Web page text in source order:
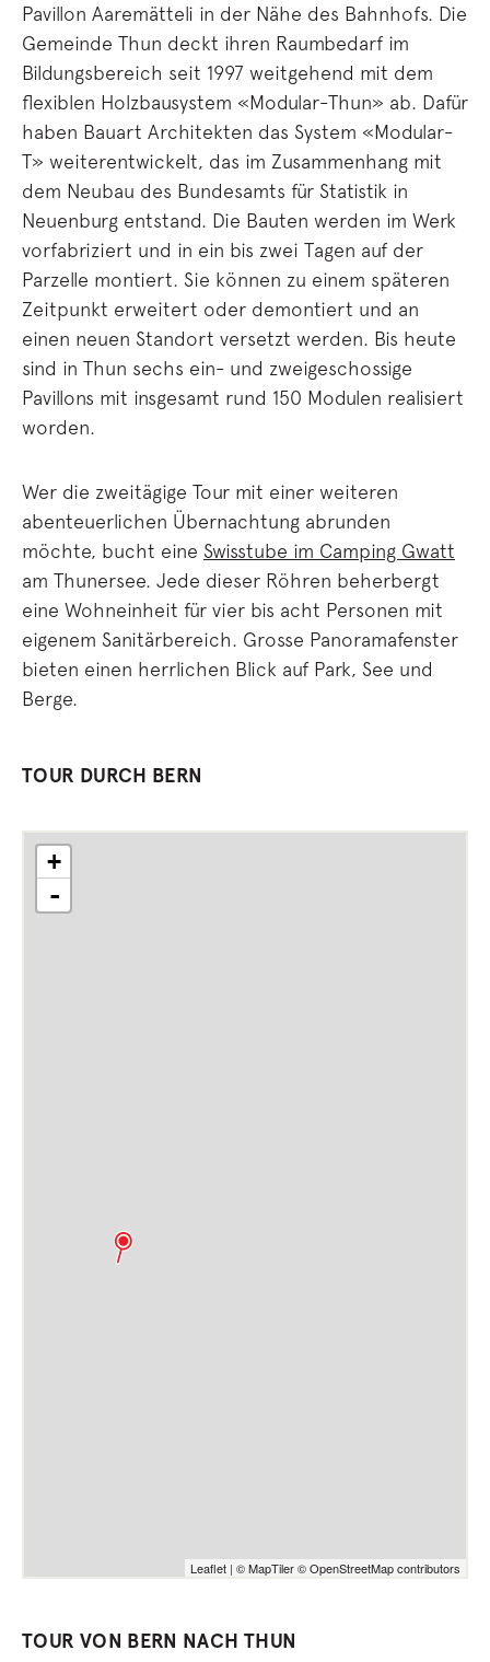
Pavillon Aaremätteli in der Nähe des Bahnhofs. Die
Gemeinde Thun deckt ihren Raumbedarf im
Bildungsbereich seit 1997 weitgehend mit dem
flexiblen Holzbausystem «Modular-Thun» ab. Dafür
haben Bauart Architekten das System «Modular-
T» weiterentwickelt, das im Zusammenhang mit
dem Neubau des Bundesamts für Statistik in
Neuenburg entstand. Die Bauten werden im Werk
vorfabriziert und in ein bis zwei Tagen auf der
Parzelle montiert. Sie können zu einem späteren
Zeitpunkt erweitert oder demontiert und an
einen neuen Standort versetzt werden. Bis heute
sind in Thun sechs ein- und zweigeschossige
Pavillons mit insgesamt rund 150 Modulen realisiert
worden.
Wer die zweitägige Tour mit einer weiteren
abenteuerlichen Übernachtung abrunden
möchte, bucht eine Swisstube im Camping Gwatt
am Thunersee. Jede dieser Röhren beherbergt
eine Wohneinheit für vier bis acht Personen mit
eigenem Sanitärbereich. Grosse Panoramafenster
bieten einen herrlichen Blick auf Park, See und
Berge.
TOUR DURCH BERN
+
-
Leaflet | © MapTiler© OpenStreetMap contributors
TOUR VON BERN NACH THUN